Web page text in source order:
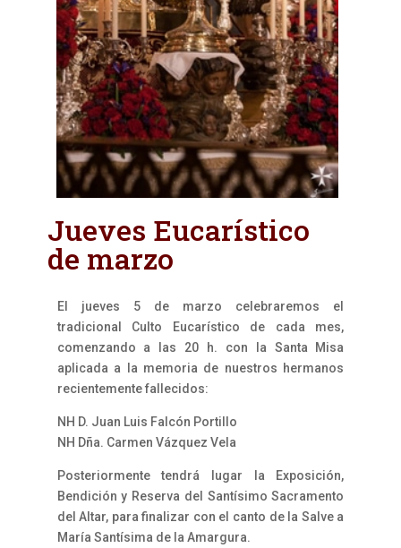
Jueves Eucarístico
de marzo
El jueves 5 de marzo celebraremos el
tradicional Culto Eucarístico de cada mes,
comenzando a las 20 h. con la Santa Misa
aplicada a la memoria de nuestros hermanos
recientemente fallecidos:
NH D. Juan Luis Falcón Portillo
NH Dña. Carmen Vázquez Vela
Posteriormente tendrá lugar la Exposición,
Bendición y Reserva del Santísimo Sacramento
del Altar, para finalizar con el canto de la Salve a
María Santísima de la Amargura.